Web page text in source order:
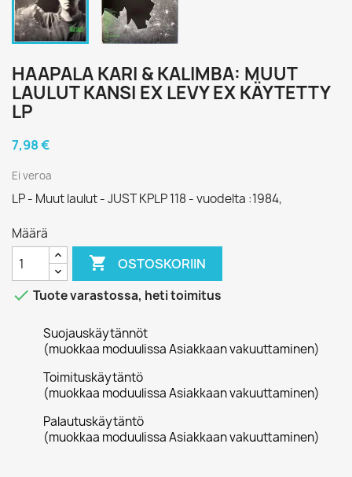
HAAPALA KARI & KALIMBA: MUUT
LAULUT KANSI EX LEVY EX KÄYTETTY
LP
7,98 €
Ei veroa
LP - Muut laulut - JUST KPLP 118 - vuodelta :1984,
Määrä
 OSTOSKORIIN
 Tuote varastossa, heti toimitus
Suojauskäytännöt
(muokkaa moduulissa Asiakkaan vakuuttaminen)
Toimituskäytäntö
(muokkaa moduulissa Asiakkaan vakuuttaminen)
Palautuskäytäntö
(muokkaa moduulissa Asiakkaan vakuuttaminen)